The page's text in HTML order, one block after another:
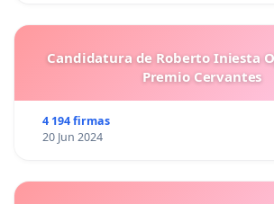
Candidatura de Roberto Iniesta
Premio Cervantes
4 194 firmas
20 Jun 2024